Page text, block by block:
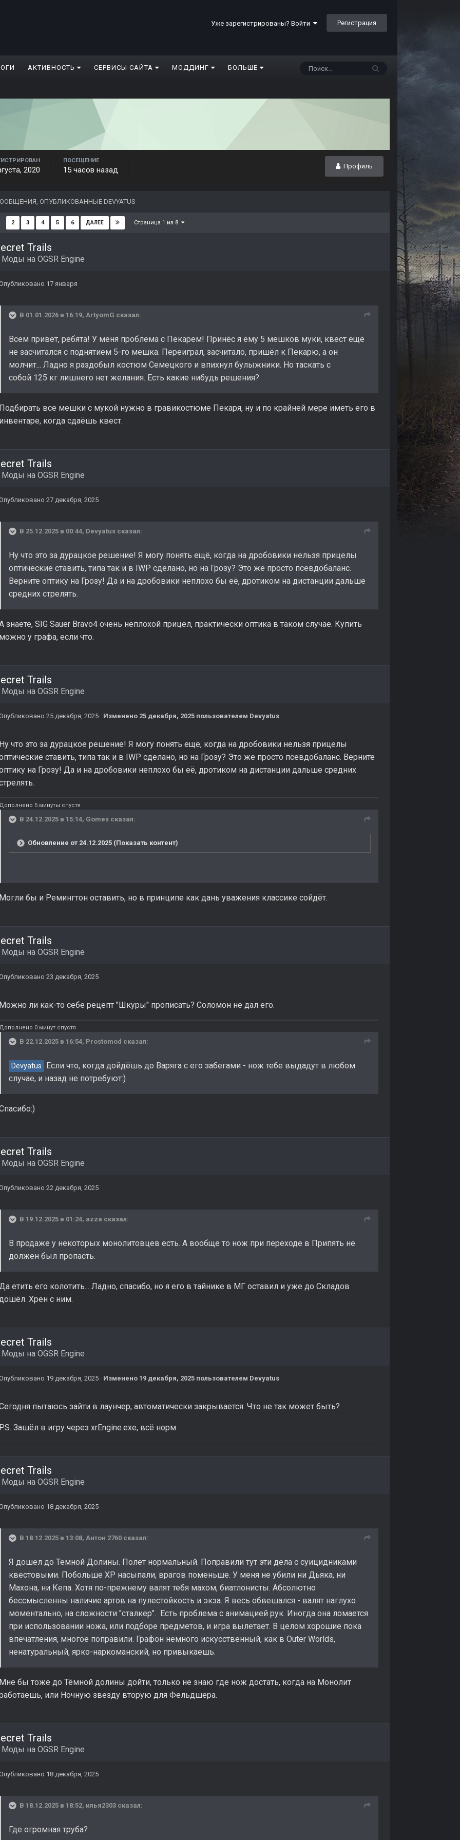
Уже зарегистрированы? Войти Регистрация
АКТИВНОСТЬ СЕРВИСЫ САЙТА МОДДИНГ БОЛЬШЕ
Профиль
2020
ПОСЕЩЕНИЕ
15 часов назад
ОПУБЛИКОВАННЫЕ DEVYATUS
2 3 4 5 6 ДАЛЕЕ Страница 1 из 8
Trails
Моды на OGSR Engine
17 января
В 01.01.2026 в 16:19, ArtyomG сказал:
Всем привет, ребята! У меня проблема с Пекарем! Принёс я ему 5 мешков муки, квест ещё
не засчитался с поднятием 5-го мешка. Переиграл, засчитало, пришёл к Пекарю, а он
молчит... Ладно я раздобыл костюм Семецкого и впихнул булыжники. Но таскать с
собой 125 кг лишнего нет желания. Есть какие нибудь решения?
все мешки с мукой нужно в гравикостюме Пекаря, ну и по крайней мере иметь его в
когда сдаёшь квест.
Trails
Моды на OGSR Engine
27 декабря, 2025
В 25.12.2025 в 00:44, Devyatus сказал:
Ну что это за дурацкое решение! Я могу понять ещё, когда на дробовики нельзя прицелы
оптические ставить, типа так и в IWP сделано, но на Грозу? Это же просто псевдобаланс.
Верните оптику на Грозу! Да и на дробовики неплохо бы её, дротиком на дистанции дальше
средних стрелять.
знаете, SIG Sauer Bravo4 очень неплохой прицел, практически оптика в таком случае. Купить
у графа, если что.
Trails
Моды на OGSR Engine
25 декабря, 2025 · Изменено 25 декабря, 2025 пользователем Devyatus
что это за дурацкое решение! Я могу понять ещё, когда на дробовики нельзя прицелы
ставить, типа так и в IWP сделано, но на Грозу? Это же просто псевдобаланс. Верните
на Грозу! Да и на дробовики неплохо бы её, дротиком на дистанции дальше средних
5 минуты спустя
В 24.12.2025 в 15:14, Gomes сказал:
Обновление от 24.12.2025 (Показать контент)
бы и Ремингтон оставить, но в принципе как дань уважения классике сойдёт.
Trails
Моды на OGSR Engine
23 декабря, 2025
ли как-то себе рецепт "Шкуры" прописать? Соломон не дал его.
0 минут спустя
В 22.12.2025 в 16:54, Prostomod сказал:
Devyatus
Если что, когда дойдёшь до Варяга с его забегами - нож тебе выдадут в любом
случае, и назад не потребуют:)
Trails
Моды на OGSR Engine
22 декабря, 2025
В 19.12.2025 в 01:24, azza сказал:
В продаже у некоторых монолитовцев есть. А вообще то нож при переходе в Припять не
должен был пропасть.
етить его колотить... Ладно, спасибо, но я его в тайнике в МГ оставил и уже до Складов
Хрен с ним.
Trails
Моды на OGSR Engine
19 декабря, 2025 · Изменено 19 декабря, 2025 пользователем Devyatus
пытаюсь зайти в лаунчер, автоматически закрывается. Что не так может быть?
Зашёл в игру через xrEngine.exe, всё норм
Trails
Моды на OGSR Engine
18 декабря, 2025
В 18.12.2025 в 13:08, Антон 2760 сказал:
Я дошел до Темной Долины. Полет нормальный. Поправили тут эти дела с суицидниками
квестовыми. Побольше ХР насыпали, врагов поменьше. У меня не убили ни Дьяка, ни
Махона, ни Кепа. Хотя по-прежнему валят тебя махом, биатлонисты. Абсолютно
бессмысленны наличие артов на пулестойкость и экза. Я весь обвешался - валят наглухо
моментально, на сложности "сталкер". Есть проблема с анимацией рук. Иногда она ломается
при использовании ножа, или подборе предметов, и игра вылетает. В целом хорошие пока
впечатления, многое поправили. Графон немного искусственный, как в Outer Worlds,
ненатуральный, ярко-наркоманский, но привыкаешь.
бы тоже до Тёмной долины дойти, только не знаю где нож достать, когда на Монолит
или Ночную звезду вторую для Фельдшера.
Trails
Моды на OGSR Engine
18 декабря, 2025
В 18.12.2025 в 18:52, илья2303 сказал:
Где огромная труба?